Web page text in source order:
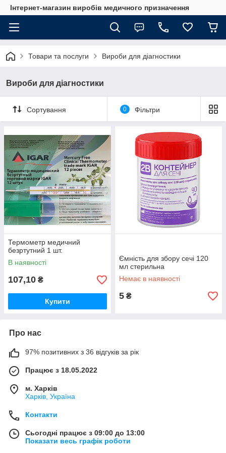
Інтернет-магазин виробів медичного призначення
Товари та послуги Вироби для діагностики
Вироби для діагностики
Сортування 0 Фільтри
Термометр медичний
безртутний 1 шт.
В наявності
107,10 ₴
Купити
Ємність для збору сечі 120
мл стерильна
Немає в наявності
5 ₴
Про нас
97% позитивних з 36 відгуків за рік
Працює з 18.05.2022
м. Харків
Харків, Україна
Контакти
Сьогодні працює з 09:00 до 13:00
Показати весь графік роботи